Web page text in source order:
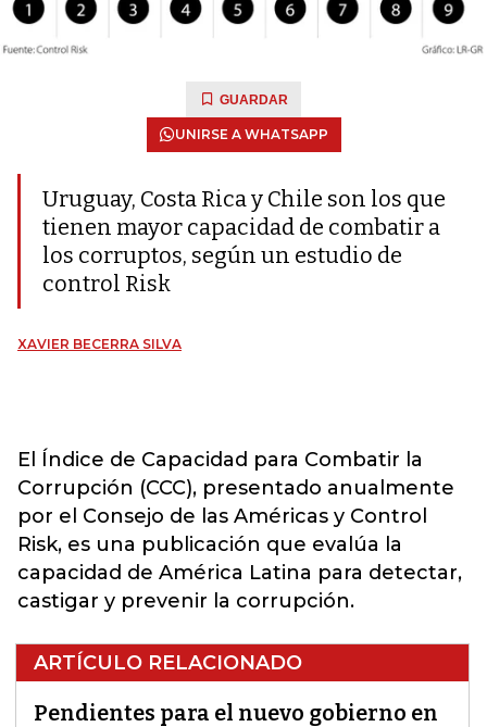
GUARDAR
UNIRSE A WHATSAPP
Uruguay, Costa Rica y Chile son los que
tienen mayor capacidad de combatir a
los corruptos, según un estudio de
control Risk
XAVIER BECERRA SILVA
El Índice de Capacidad para Combatir la
Corrupción (CCC), presentado anualmente
por el Consejo de las Américas y Control
Risk, es una publicación que evalúa la
capacidad de América Latina para detectar,
castigar y prevenir la corrupción.
ARTÍCULO RELACIONADO
Pendientes para el nuevo gobierno en